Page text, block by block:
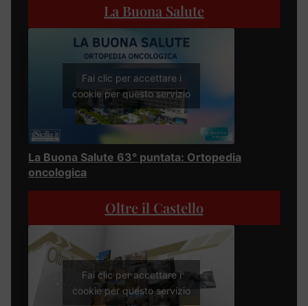
La Buona Salute
Fai clic per accettare i
cookie per questo servizio
La Buona Salute 63° puntata: Ortopedia
oncologica
Oltre il Castello
Fai clic per accettare i
cookie per questo servizio